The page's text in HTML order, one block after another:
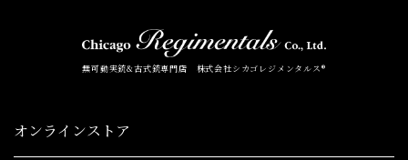
無可動実銃&古式銃専門店 株式会社シカゴレジメンタルス®
オンラインストア